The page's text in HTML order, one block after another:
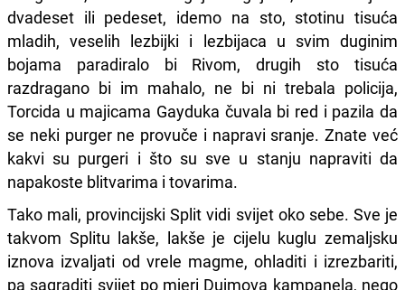
dvadeset ili pedeset, idemo na sto, stotinu tisuća
mladih, veselih lezbijki i lezbijaca u svim duginim
bojama paradiralo bi Rivom, drugih sto tisuća
razdragano bi im mahalo, ne bi ni trebala policija,
Torcida u majicama Gayduka čuvala bi red i pazila da
se neki purger ne provuče i napravi sranje. Znate već
kakvi su purgeri i što su sve u stanju napraviti da
napakoste blitvarima i tovarima.
Tako mali, provincijski Split vidi svijet oko sebe. Sve je
takvom Splitu lakše, lakše je cijelu kuglu zemaljsku
iznova izvaljati od vrele magme, ohladiti i izrezbariti,
pa sagraditi svijet po mjeri Dujmova kampanela, nego